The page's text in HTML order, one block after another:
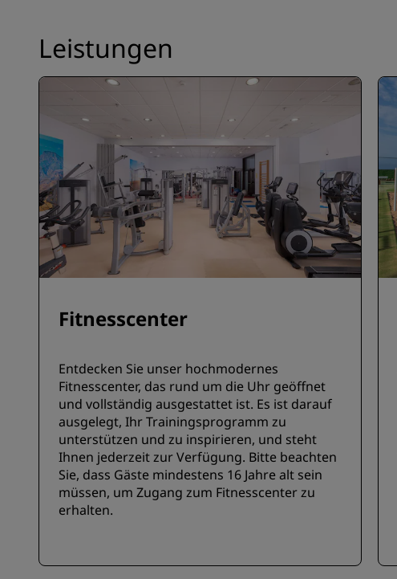
Leistungen
Fitnesscenter
Entdecken Sie unser hochmodernes
Fitnesscenter, das rund um die Uhr geöffnet
und vollständig ausgestattet ist. Es ist darauf
ausgelegt, Ihr Trainingsprogramm zu
unterstützen und zu inspirieren, und steht
Ihnen jederzeit zur Verfügung. Bitte beachten
Sie, dass Gäste mindestens 16 Jahre alt sein
müssen, um Zugang zum Fitnesscenter zu
erhalten.